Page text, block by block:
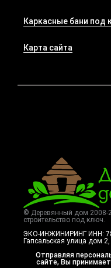
Каркасные бани под
Карта сайта
© Деревянный дом 2008-
строительство под ключ.
ЭКО-ИНЖИНИРИНГ ИНН:
Гапсальская улица дом
Отправляя
сайте, Вы